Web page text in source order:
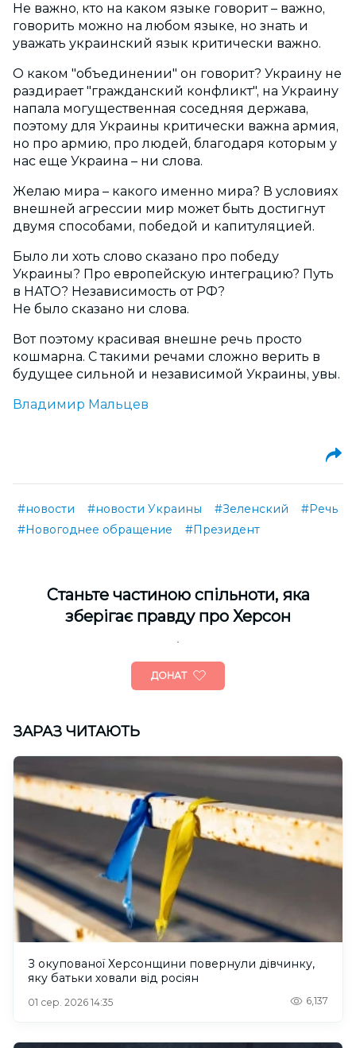
Не важно, кто на каком языке говорит – важно,
говорить можно на любом языке, но знать и
уважать украинский язык критически важно.
О каком "объединении" он говорит? Украину не
раздирает "гражданский конфликт", на Украину
напала могущественная соседняя держава,
поэтому для Украины критически важна армия,
но про армию, про людей, благодаря которым у
нас еще Украина – ни слова.
Желаю мира – какого именно мира? В условиях
внешней агрессии мир может быть достигнут
двумя способами, победой и капитуляцией.
Было ли хоть слово сказано про победу
Украины? Про европейскую интеграцию? Путь
в НАТО? Независимость от РФ?
Не было сказано ни слова.
Вот поэтому красивая внешне речь просто
кошмарна. С такими речами сложно верить в
будущее сильной и независимой Украины, увы.
Владимир Мальцев
#новости #новости Украины #Зеленский
#Речь
#Новогоднее обращение
#Президент
Cтаньте частиною спільноти, яка
зберігає правду про Херсон
ДОНАТ
ЗАРАЗ ЧИТАЮТЬ
З окупованої Херсонщини повернули дівчинку,
яку батьки ховали від росіян
01 сер. 2026 14:35 6,137